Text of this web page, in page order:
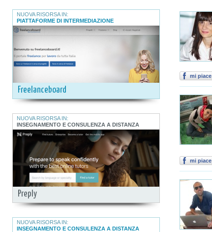
Freelanceboard
NUOVA RISORSA IN:
PIATTAFORME DI INTERMEDIAZIONE
Preply
NUOVA RISORSA IN:
INSEGNAMENTO E CONSULENZA A DISTANZA
NUOVA RISORSA IN:
INSEGNAMENTO E CONSULENZA A DISTANZA
mi piace
mi piace